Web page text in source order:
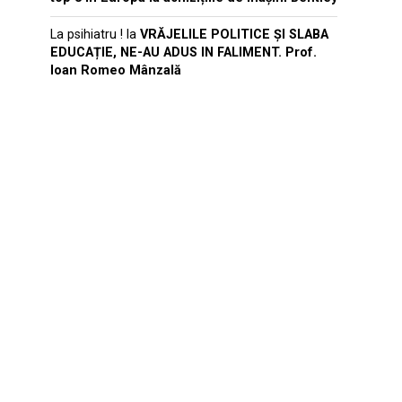
La psihiatru ! la VRĂJELILE POLITICE ȘI SLABA
EDUCAȚIE, NE-AU ADUS IN FALIMENT. Prof.
Ioan Romeo Mânzală